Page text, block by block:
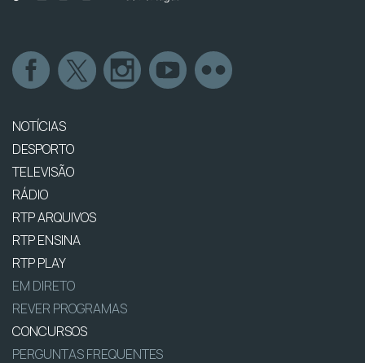
NOTÍCIAS
DESPORTO
TELEVISÃO
RÁDIO
RTP ARQUIVOS
RTP ENSINA
RTP PLAY
EM DIRETO
REVER PROGRAMAS
CONCURSOS
PERGUNTAS FREQUENTES